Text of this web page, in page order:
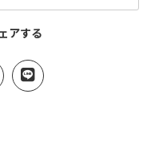
アする